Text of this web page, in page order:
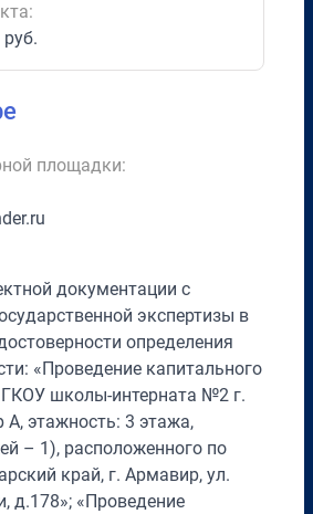
руб.
площадки:
документации с
экспертизы в
определения
«Проведение капитального
школы-интерната №2 г.
этажность: 3 этажа,
– 1), расположенного по
край, г. Армавир, ул.
д.178»; «Проведение